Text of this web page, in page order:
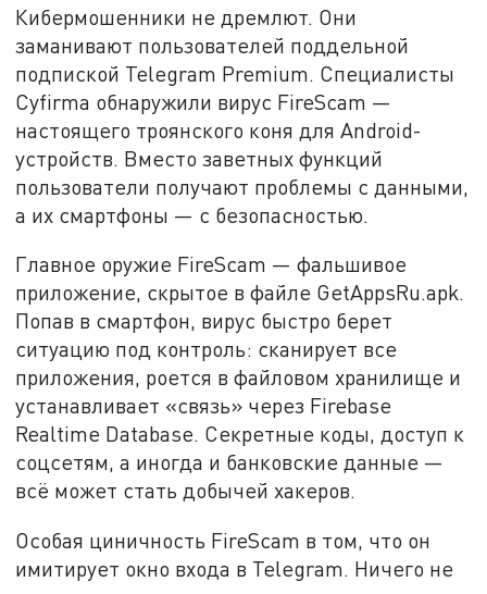
Кибермошенники не дремлют. Они
заманивают пользователей поддельной
подпиской Telegram Premium. Специалисты
Cyfirma обнаружили вирус FireScam —
настоящего троянского коня для Android-
устройств. Вместо заветных функций
пользователи получают проблемы с данными,
а их смартфоны — с безопасностью.
Главное оружие FireScam — фальшивое
приложение, скрытое в файле GetAppsRu.apk.
Попав в смартфон, вирус быстро берет
ситуацию под контроль: сканирует все
приложения, роется в файловом хранилище и
устанавливает «связь» через Firebase
Realtime Database. Секретные коды, доступ к
соцсетям, а иногда и банковские данные —
всё может стать добычей хакеров.
Особая циничность FireScam в том, что он
имитирует окно входа в Telegram. Ничего не